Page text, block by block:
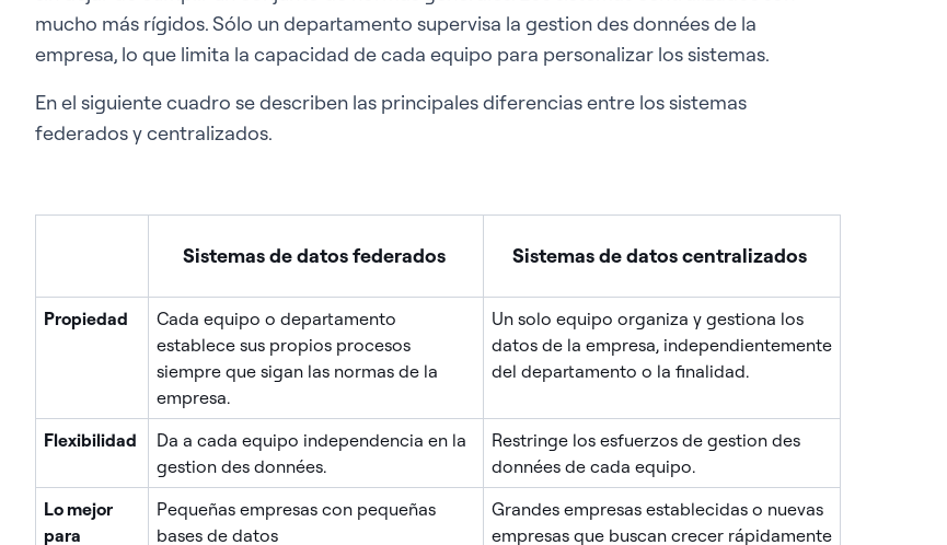
mucho más rígidos. Sólo un departamento supervisa la gestion des données de la
empresa, lo que limita la capacidad de cada equipo para personalizar los sistemas.
En el siguiente cuadro se describen las principales diferencias entre los sistemas
federados y centralizados.
Sistemas de datos federados Sistemas de datos centralizados
Propiedad
Cada equipo o departamento
establece sus propios procesos
siempre que sigan las normas de la
empresa.
Un solo equipo organiza y gestiona los
datos de la empresa, independientemente
del departamento o la finalidad.
Flexibilidad
Da a cada equipo independencia en la
gestion des données.
Restringe los esfuerzos de gestion des
données de cada equipo.
Lo mejor
para
Pequeñas empresas con pequeñas
bases de datos
Grandes empresas establecidas o nuevas
empresas que buscan crecer rápidamente